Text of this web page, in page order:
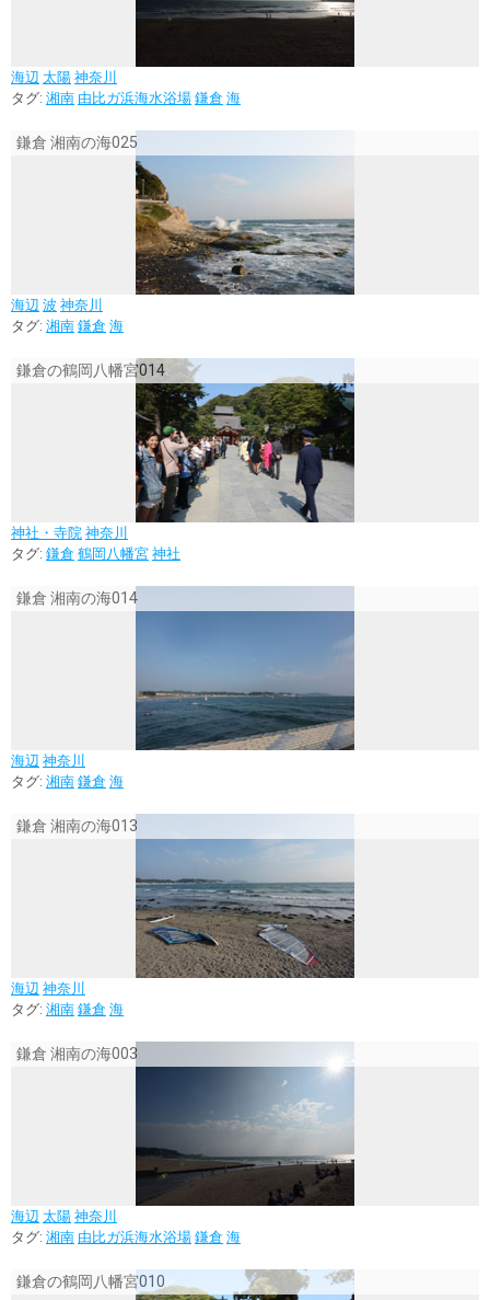
海辺 太陽 神奈川
タグ: 湘南 由比ガ浜海水浴場 鎌倉 海
鎌倉 湘南の海025
海辺 波 神奈川
タグ: 湘南 鎌倉 海
鎌倉の鶴岡八幡宮014
神社・寺院 神奈川
タグ: 鎌倉 鶴岡八幡宮 神社
鎌倉 湘南の海014
海辺 神奈川
タグ: 湘南 鎌倉 海
鎌倉 湘南の海013
海辺 神奈川
タグ: 湘南 鎌倉 海
鎌倉 湘南の海003
海辺 太陽 神奈川
タグ: 湘南 由比ガ浜海水浴場 鎌倉 海
鎌倉の鶴岡八幡宮010